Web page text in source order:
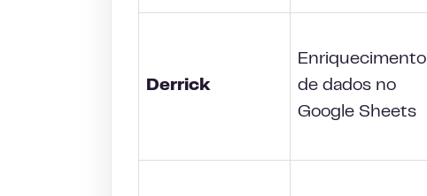
Derrick
Enriquecimento
de dados no
Google Sheets